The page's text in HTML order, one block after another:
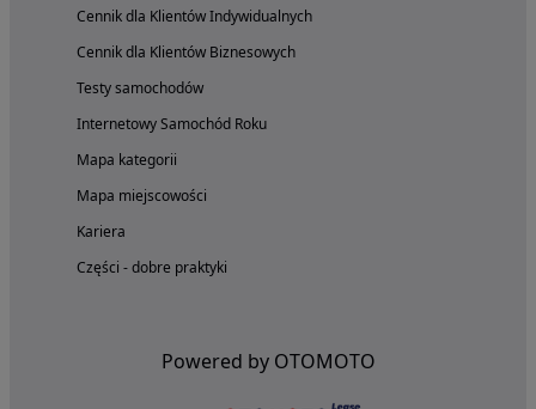
Cennik dla Klientów Indywidualnych
Cennik dla Klientów Biznesowych
Testy samochodów
Internetowy Samochód Roku
Mapa kategorii
Mapa miejscowości
Kariera
Części - dobre praktyki
Powered by OTOMOTO